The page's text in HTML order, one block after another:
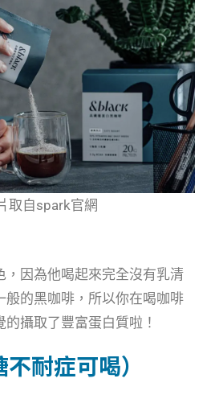
取自spark官網
，因為他喝起來完全沒有乳清
般的黑咖啡，所以你在喝咖啡
攝取了豐富蛋白質啦！
耐症可喝）